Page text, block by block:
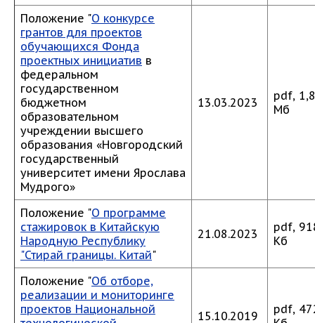
Положение "О конкурсе
грантов для проектов
обучающихся Фонда
проектных инициатив в
федеральном
государственном
бюджетном
образовательном
учреждении высшего
образования «Новгородский
государственный
университет имени Ярослава
Мудрого»
13.03.2023
pdf, 1,8
Мб
Положение "О программе
стажировок в Китайскую
Народную Республику
"Стирай границы. Китай"
21.08.2023
pdf,
Кб
Положение "Об отборе,
реализации и мониторинге
проектов Национальной
15.10.2019
pdf,